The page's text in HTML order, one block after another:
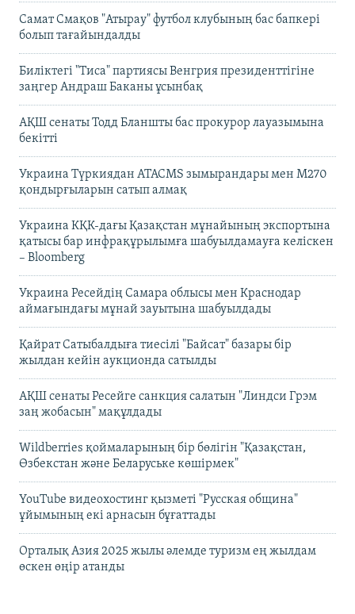
Самат Смақов "Атырау" футбол клубының бас бапкері
болып тағайындалды
Биліктегі "Тиса" партиясы Венгрия президенттігіне
заңгер Андраш Баканы ұсынбақ
АҚШ сенаты Тодд Бланшты бас прокурор лауазымына
бекітті
Украина Түркиядан ATACMS зымырандары мен M270
қондырғыларын сатып алмақ
Украина КҚК-дағы Қазақстан мұнайының экспортына
қатысы бар инфрақұрылымға шабуылдамауға келіскен
– Bloomberg
Украина Ресейдің Самара облысы мен Краснодар
аймағындағы мұнай зауытына шабуылдады
Қайрат Сатыбалдыға тиесілі "Байсат" базары бір
жылдан кейін аукционда сатылды
АҚШ сенаты Ресейге санкция салатын "Линдси Грэм
заң жобасын" мақұлдады
Wildberries қоймаларының бір бөлігін "Қазақстан,
Өзбекстан және Беларуське көшірмек"
YouTube видеохостинг қызметі "Русская община"
ұйымының екі арнасын бұғаттады
Орталық Азия 2025 жылы әлемде туризм ең жылдам
өскен өңір атанды